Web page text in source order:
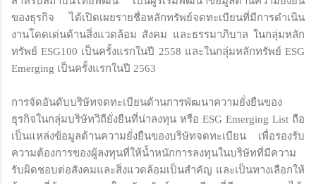
ของธุรกิจ ได้เปิดเผยรายชื่อหลักทรัพย์จดทะเบียนที่มีการดำเนิน
งานโดดเด่นด้านสิ่งแวดล้อม สังคม และธรรมาภิบาล ในกลุ่มหลัก
ทรัพย์ ESG100 เป็นครั้งแรกในปี 2558 และในกลุ่มหลักทรัพย์ ESG
Emerging เป็นครั้งแรกในปี 2563
การจัดอันดับบริษัทจดทะเบียนด้านการพัฒนาความยั่งยืนของ
ธุรกิจในกลุ่มบริษัทวิถียั่งยืนที่น่าลงทุน หรือ ESG Emerging List ถือ
เป็นแหล่งข้อมูลด้านความยั่งยืนของบริษัทจดทะเบียน เพื่อรองรับ
ความต้องการของผู้ลงทุนที่ให้น้ำหนักการลงทุนในบริษัทที่มีความ
รับผิดชอบต่อสังคมและสิ่งแวดล้อมเป็นสำคัญ และเป็นทางเลือกให้